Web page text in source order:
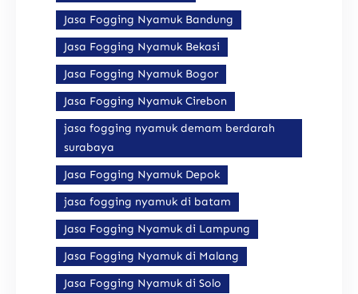
Jasa Fogging Nyamuk Bandung
Jasa Fogging Nyamuk Bekasi
Jasa Fogging Nyamuk Bogor
Jasa Fogging Nyamuk Cirebon
jasa fogging nyamuk demam berdarah
surabaya
Jasa Fogging Nyamuk Depok
jasa fogging nyamuk di batam
Jasa Fogging Nyamuk di Lampung
Jasa Fogging Nyamuk di Malang
Jasa Fogging Nyamuk di Solo